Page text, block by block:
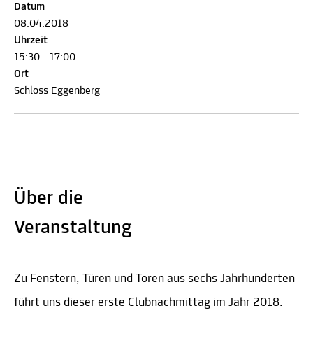
Datum
08.04.2018
Uhrzeit
15:30 - 17:00
Ort
Schloss Eggenberg
Über die
Veranstaltung
Zu Fenstern, Türen und Toren aus sechs Jahrhunderten
führt uns dieser erste Clubnachmittag im Jahr 2018.